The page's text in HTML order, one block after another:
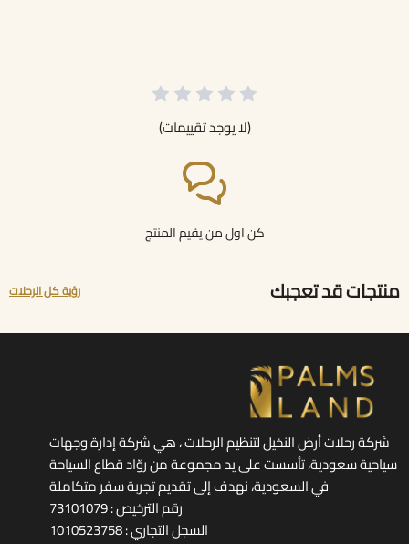
كن اول من يقيم المنتج
(لا يوجد تقييمات)
منتجات قد تعجبك رؤية كل الرحلات
شركة رحلات أرض النخيل لتنظيم الرحلات ، هي شركة إدارة وجهات
سياحية سعودية، تأسست على يد مجموعة من روّاد قطاع السياحة
في السعودية، نهدف إلى تقديم تجربة سفر متكاملة
رقم الترخيص : 73101079
السجل التجاري : 1010523758